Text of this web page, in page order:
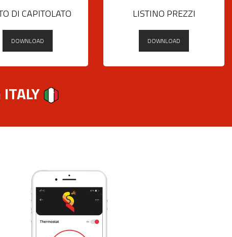
DI CAPITOLATO
DOWNLOAD
LISTINO PREZZI
DOWNLOAD